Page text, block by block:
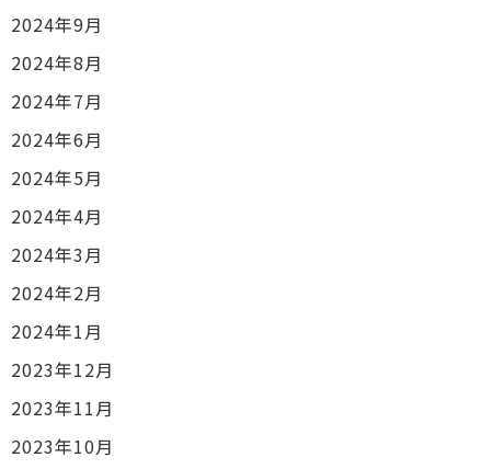
2024年9月
2024年8月
2024年7月
2024年6月
2024年5月
2024年4月
2024年3月
2024年2月
2024年1月
2023年12月
2023年11月
2023年10月